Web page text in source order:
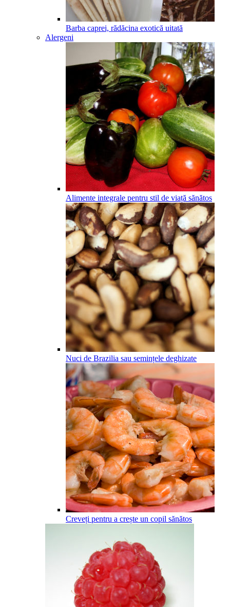
Barba caprei, rădăcina exotică uitată
Alergeni
Alimente integrale pentru stil de viață sănătos
Nuci de Brazilia sau semințele deghizate
Creveți pentru a crește un copil sănătos